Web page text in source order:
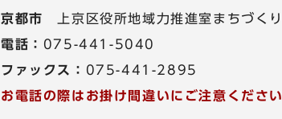
京都市
上京区役所地域力推進室まちづく
電話： 075-441-5040
ファックス： 075-441-2895
お電話の際はお掛け間違いにご注意ください